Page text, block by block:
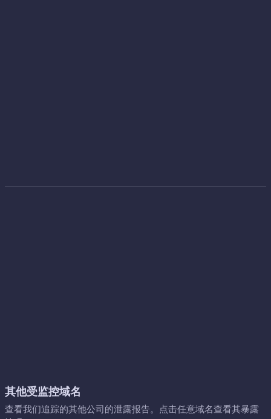
其他受监控域名
查看我们追踪的其他公司的泄露报告。点击任意域名查看其暴露